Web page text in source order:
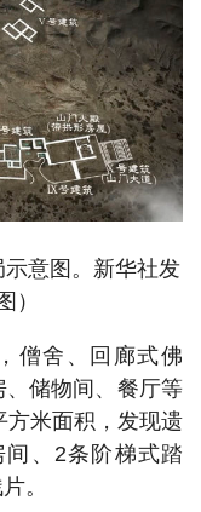
意图。新华社发
）
僧舍、回廊式佛
储物间、餐厅等
方米面积，发现遗
、2条阶梯式踏
。